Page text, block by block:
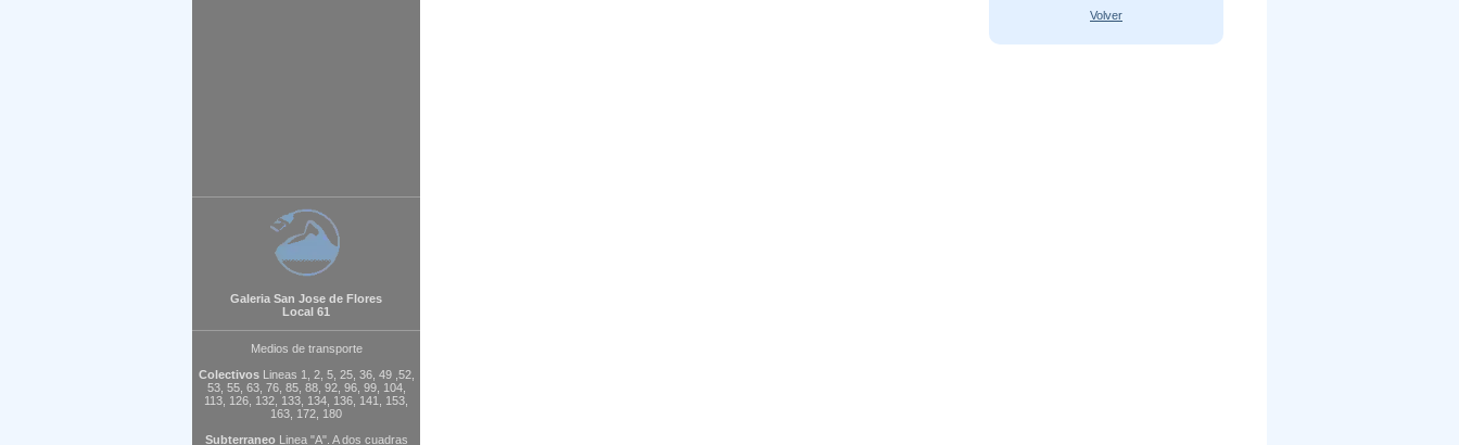
Galeria San Jose de Flores
Local 61
Medios de transporte
ColectivosLineas 1, 2, 5, 25, 36, 49 ,52,
53, 55, 63, 76, 85, 88, 92, 96, 99, 104,
113, 126, 132, 133, 134, 136, 141, 153,
163, 172, 180
Subterraneo Linea "A". A dos cuadras
Volver